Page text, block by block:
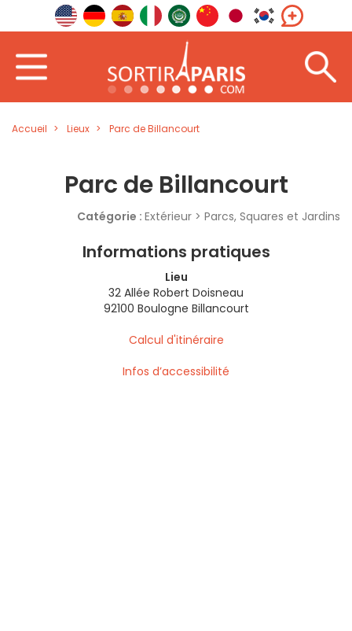
Accueil Lieux Parc de Billancourt
Parc de Billancourt
Catégorie : Extérieur > Parcs, Squares et Jardins
Informations pratiques
Lieu
32 Allée Robert Doisneau
92100 Boulogne Billancourt
Calcul d'itinéraire
Infos d’accessibilité